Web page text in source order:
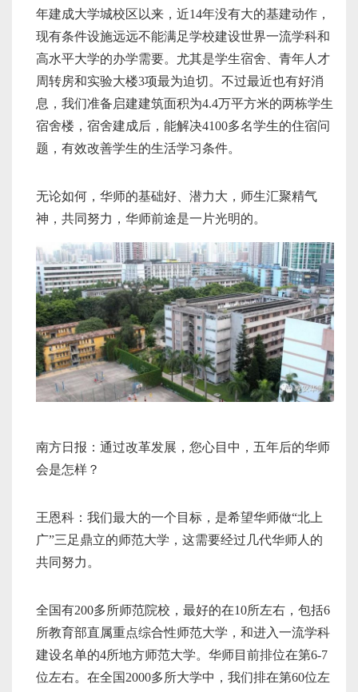
年建成大学城校区以来，近14年没有大的基建动作，
现有条件设施远远不能满足学校建设世界一流学科和
高水平大学的办学需要。尤其是学生宿舍、青年人才
周转房和实验大楼3项最为迫切。不过最近也有好消
息，我们准备启建建筑面积为4.4万平方米的两栋学生
宿舍楼，宿舍建成后，能解决4100多名学生的住宿问
题，有效改善学生的生活学习条件。
无论如何，华师的基础好、潜力大，师生汇聚精气
神，共同努力，华师前途是一片光明的。
南方日报：通过改革发展，您心目中，五年后的华师
会是怎样？
王恩科：我们最大的一个目标，是希望华师做“北上
广”三足鼎立的师范大学，这需要经过几代华师人的
共同努力。
全国有200多所师范院校，最好的在10所左右，包括6
所教育部直属重点综合性师范大学，和进入一流学科
建设名单的4所地方师范大学。华师目前排位在第6-7
位左右。在全国2000多所大学中，我们排在第60位左